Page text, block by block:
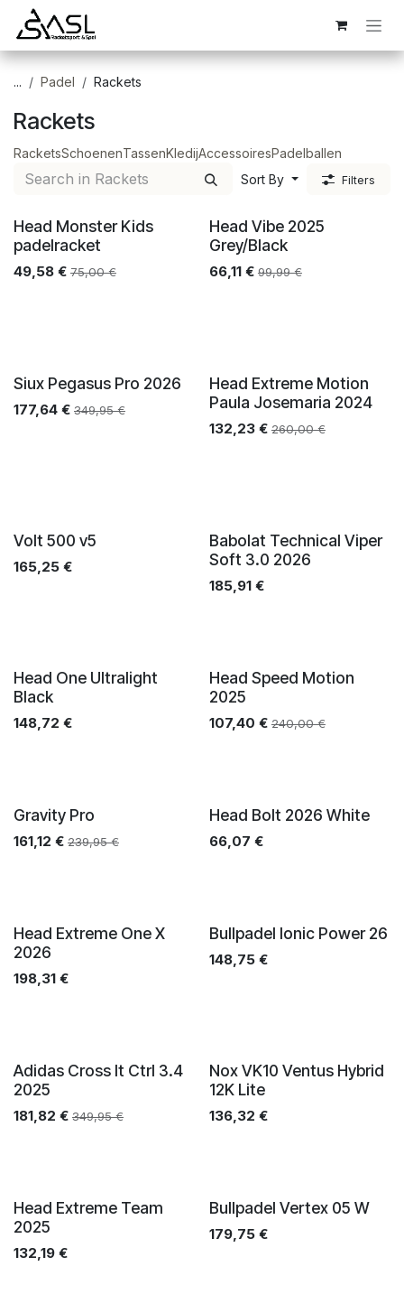
Overslaan naar inhoud
... Padel Rackets
Rackets
RacketsSchoenenTassenKledijAccessoiresPadelballen
Sort By
Filters
Head Monster Kids
padelracket
49,58 € 75,00€
Head Vibe 2025
Grey/Black
66,11€ 99,99€
Siux Pegasus Pro 2026
177,64 € 349,95€
Head Extreme Motion
Paula Josemaria 2024
132,23€ 260,00€
Volt 500 v5
165,25 €
Babolat Technical Viper
Soft 3.0 2026
185,91€
Head One Ultralight
Black
148,72 €
Head Speed Motion
2025
107,40 € 240,00€
Gravity Pro
161,12 € 239,95€
Head Bolt 2026 White
66,07 €
Head Extreme One X
2026
198,31 €
Bullpadel Ionic Power 26
148,75€
Adidas Cross It Ctrl 3.4
2025
181,82 € 349,95€
Nox VK10 Ventus Hybrid
12K Lite
136,32 €
Head Extreme Team
2025
132,19 €
Bullpadel Vertex 05 W
179,75€